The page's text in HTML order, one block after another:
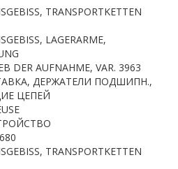
TRANSPORTKETTEN
LAGERARME,
DER AUFNAHME, VAR. 3963
ДЕРЖАТЕЛИ ПОДШИПН.,
ЦЕПЕЙ
TRANSPORTKETTEN